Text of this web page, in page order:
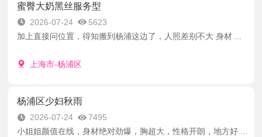
蜜臀大奶黑丝服务型
2026-07-24
5623
加上直接问位置，得知搬到杨浦这边了，人照差别不大 身材 ...
上海市-杨浦区
杨浦区少妇秋雨
2026-07-24
7495
小姐姐颜值在线，身材绝对劲爆，胸超大，性格开朗，地方好 ...